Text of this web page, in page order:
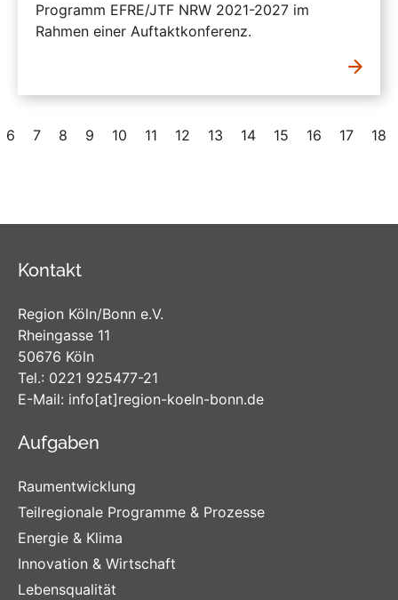
Programm EFRE/JTF NRW 2021-2027 im
Rahmen einer Auftaktkonferenz.
6 7 8 9 10 11 12 13 14 15 16 17 18
Kontakt
Region Köln/Bonn e.V.
Rheingasse 11
50676 Köln
Tel.: 0221 925477-21
E-Mail: info[at]region-koeln-bonn.de
Aufgaben
Raumentwicklung
Teilregionale Programme & Prozesse
Energie & Klima
Innovation & Wirtschaft
Lebensqualität